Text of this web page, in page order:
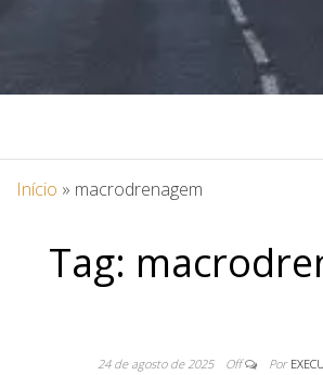
Início » macrodrenagem
Tag:
24 de agosto de 2025 Off Por